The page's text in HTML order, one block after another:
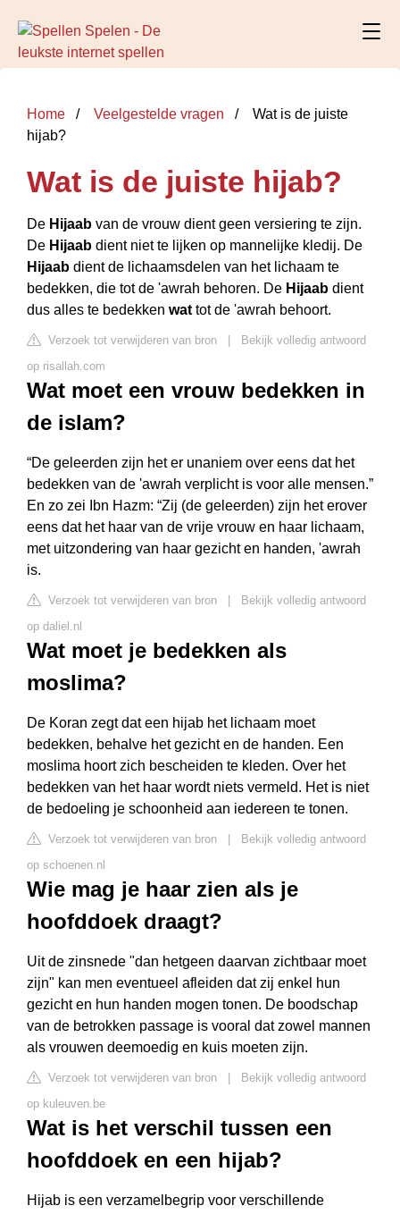
Home Veelgestelde vragen
Wat is de juiste
hijab?
Wat is de juiste hijab?
De Hijaab van de vrouw dient geen versiering te zijn.
De Hijaab dient niet te lijken op mannelijke kledij. De
Hijaab dient de lichaamsdelen van het lichaam te
bedekken, die tot de 'awrah behoren. De Hijaab dient
dus alles te bedekken wat tot de 'awrah behoort.
Verzoek tot verwijderen van bron
Bekijk volledig antwoord
op risallah.com
Wat moet een vrouw bedekken in
de islam?
“De geleerden zijn het er unaniem over eens dat het
bedekken van de 'awrah verplicht is voor alle mensen.”
En zo zei Ibn Hazm: “Zij (de geleerden) zijn het erover
eens dat het haar van de vrije vrouw en haar lichaam,
met uitzondering van haar gezicht en handen, 'awrah
is.
Verzoek tot verwijderen van bron
Bekijk volledig antwoord
op daliel.nl
Wat moet je bedekken als
moslima?
De Koran zegt dat een hijab het lichaam moet
bedekken, behalve het gezicht en de handen. Een
moslima hoort zich bescheiden te kleden. Over het
bedekken van het haar wordt niets vermeld. Het is niet
de bedoeling je schoonheid aan iedereen te tonen.
Verzoek tot verwijderen van bron
Bekijk volledig antwoord
op schoenen.nl
Wie mag je haar zien als je
hoofddoek draagt?
Uit de zinsnede "dan hetgeen daarvan zichtbaar moet
zijn" kan men eventueel afleiden dat zij enkel hun
gezicht en hun handen mogen tonen. De boodschap
van de betrokken passage is vooral dat zowel mannen
als vrouwen deemoedig en kuis moeten zijn.
Verzoek tot verwijderen van bron
Bekijk volledig antwoord
op kuleuven.be
Wat is het verschil tussen een
hoofddoek en een hijab?
Hijab is een verzamelbegrip voor verschillende